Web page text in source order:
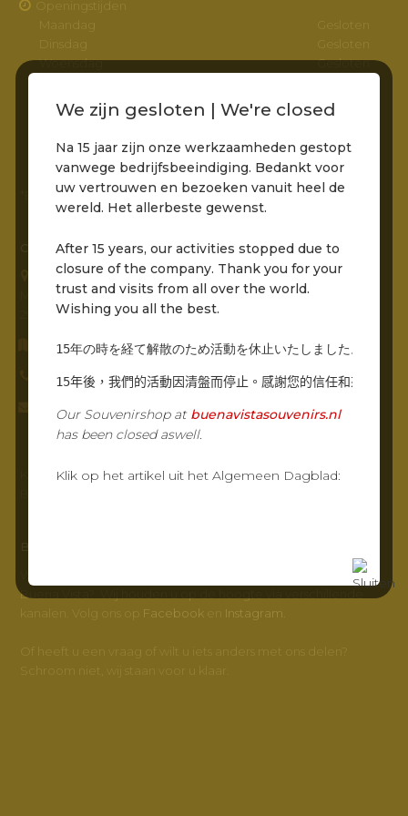
Openingstijden
Maandag
Gesloten
Dinsdag
Gesloten
Woensdag
Gesloten
Vrijdag
11:00 – 22:00
Zaterdag
11:00 – 22:00
*Entree via het pad naar de molens is bereikbaar
CONTACTGEGEVENS
Grandcafé Buena Vista B.V.
Molenstraat 230
2961 AR, Kinderdijk
Routebeschrijving opvragen
0786912485
info@grandcafebuenavista.nl
KvK-nr: 23032217
Wilt u meer weten en op de hoogte blijven van Grand Café
Buena Vista? Wij houden u op de hoogte via verschillende
kanalen. Volg ons op Facebook Instagram.
Of heeft u een vraag of wilt u iets anders met ons delen?
Schroom niet, wij staan voor u klaar.
We zijn gesloten | We're closed
Na 15 jaar zijn onze werkzaamheden gestopt
vanwege bedrijfsbeeindiging. Bedankt voor
uw vertrouwen en bezoeken vanuit heel de
wereld. Het allerbeste gewenst.
After 15 years, our activities stopped due to
closure of the company. Thank you for your
trust and visits from all over the world.
Wishing you all the best.
15年の時を経て解散のため活動を休止いたしました。世界
15年後，我們的活動因清盤而停止。感謝您的信任和來自世界
Our Souvenirshop at buenavistasouvenirs.nl
has been closed aswell.
Klik op het artikel uit het Algemeen Dagblad: